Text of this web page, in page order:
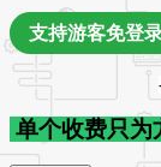
支持游客免登
单个收费只为